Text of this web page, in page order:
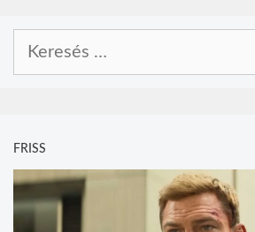
FRISS